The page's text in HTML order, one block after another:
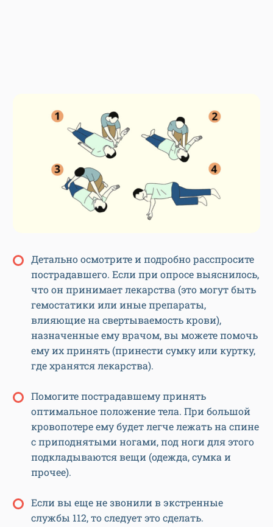
Детально осмотрите и подробно расспросите
пострадавшего. Если при опросе выяснилось,
что он принимает лекарства (это могут быть
гемостатики или иные препараты,
влияющие на свертываемость крови),
назначенные ему врачом, вы можете помочь
ему их принять (принести сумку или куртку,
где хранятся лекарства).
Помогите пострадавшему принять
оптимальное положение тела. При большой
кровопотере ему будет легче лежать на спине
с приподнятыми ногами, под ноги для этого
подкладываются вещи (одежда, сумка и
прочее).
Если вы еще не звонили в экстренные
службы 112, то следует это сделать.